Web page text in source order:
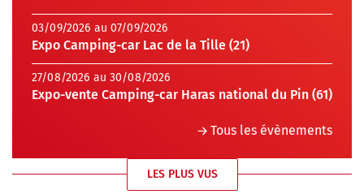
03/09/2026 au 07/09/2026
Expo Camping-car Lac de la Tille (21)
27/08/2026 au 30/08/2026
Expo-vente Camping-car Haras national du Pin (61)
Tous les évènements
LES PLUS VUS